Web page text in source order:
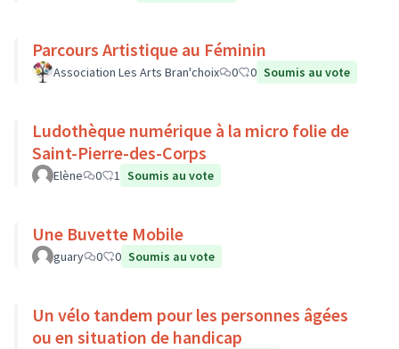
Parcours Artistique au Féminin
Association Les Arts Bran'choix 0 0 Soumis au vote
Ludothèque numérique à la micro folie de
Saint-Pierre-des-Corps
Elène 0 1 Soumis au vote
Une Buvette Mobile
guary 0 0 Soumis au vote
Un vélo tandem pour les personnes âgées
ou en situation de handicap